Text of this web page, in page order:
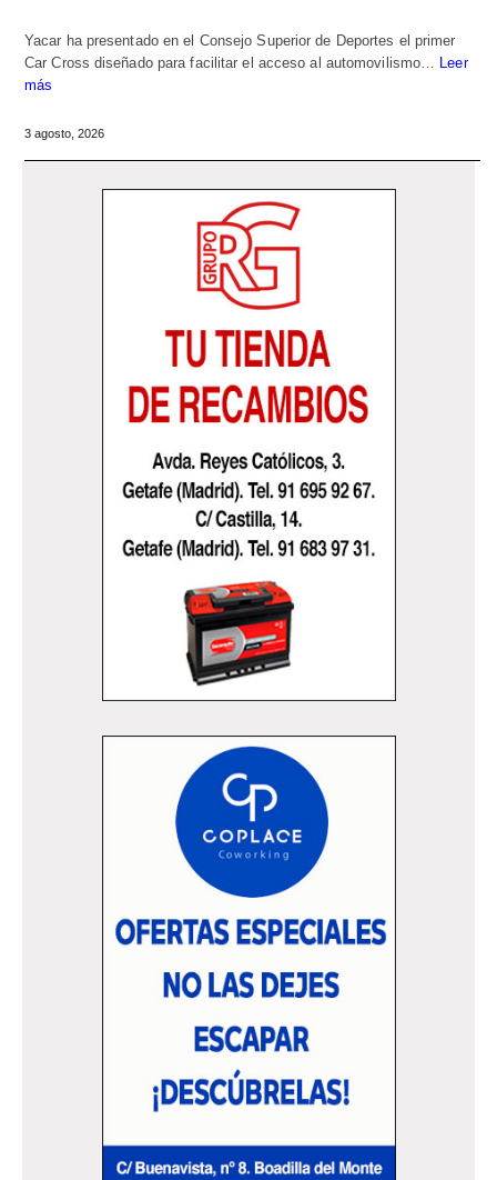
Yacar ha presentado en el Consejo Superior de Deportes el primer
Car Cross diseñado para facilitar el acceso al automovilismo… Leer
más
3 agosto, 2026